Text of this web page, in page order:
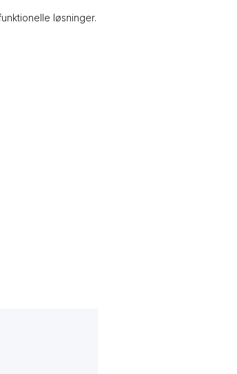
løsninger.